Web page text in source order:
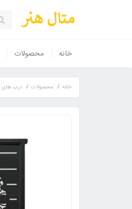
خانه محصولات
خانه محصولات درب های CNC